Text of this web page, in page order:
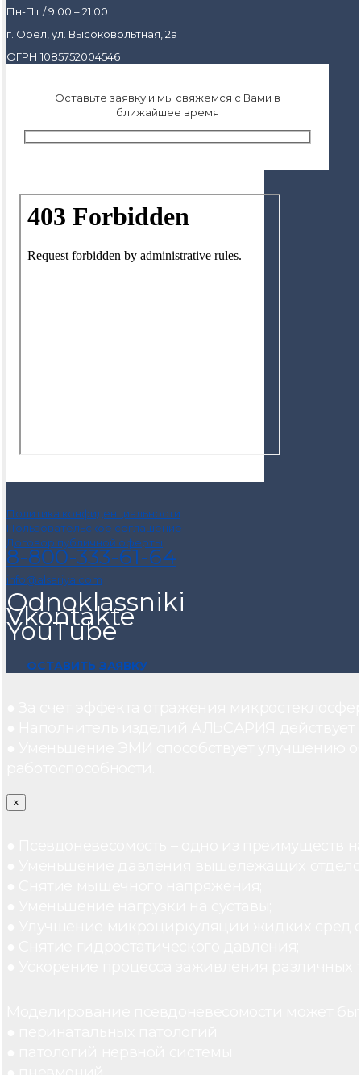
Пн-Пт / 9:00 – 21:00
г. Орёл, ул. Высоковольтная, 2а
ОГРН 1085752004546
Оставьте заявку и мы свяжемся с Вами в
ближайшее время
Политика конфиденциальности
Пользовательское соглашение
Договор публичной оферты
8-800-333-61-64
info@alsariya.com
Odnoklassniki
Vkontakte
YouTube
ОСТАВИТЬ ЗАЯВКУ
×